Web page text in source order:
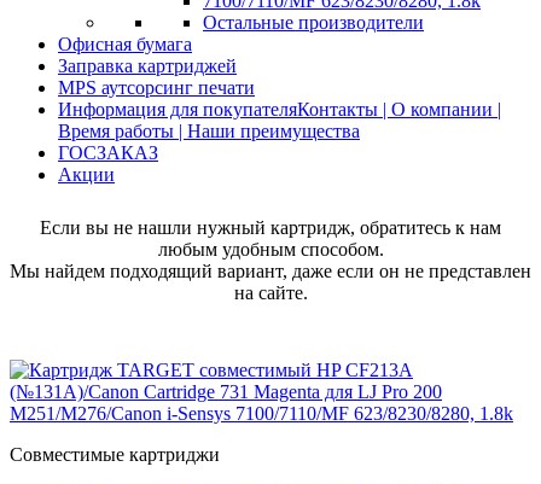
Остальные производители
Офисная бумага
Заправка картриджей
MPS аутсорсинг печати
Информация для покупателяКонтакты | О компании |
Время работы | Наши преимущества
ГОСЗАКАЗ
Акции
Если вы не нашли нужный картридж, обратитесь к нам
любым удобным способом.
Мы найдем подходящий вариант, даже если он не представлен
на сайте.
Совместимые картриджи